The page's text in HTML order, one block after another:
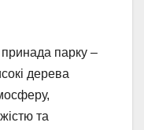
парку –
дерева
та